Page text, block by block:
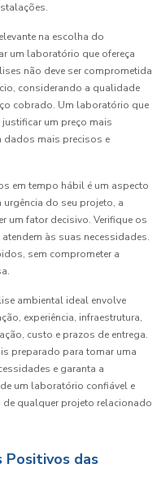
na escolha do
um laboratório que ofereça
não deve ser comprometida
considerando a qualidade
cobrado. Um laboratório que
um preço mais
dados mais precisos e
em tempo hábil é um aspecto
do seu projeto, a
um fator decisivo. Verifique os
às suas necessidades.
sem comprometer a
ambiental ideal envolve
experiência, infraestrutura,
custo e prazos de entrega.
preparado para tomar uma
e garanta a
um laboratório confiável e
qualquer projeto relacionado
Positivos das